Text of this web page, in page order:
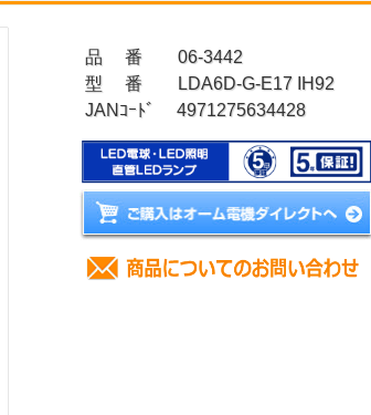
品 番 06-3442
型 番 LDA6D-G-E17 IH92
JANｺｰﾄﾞ 4971275634428